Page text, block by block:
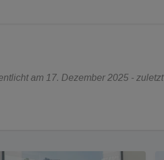
am 17. Dezember 2025 - zuletzt